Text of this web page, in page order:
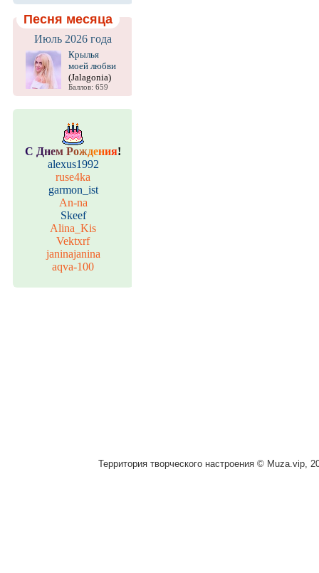
Песня месяца
Июль 2026 года
Крылья
моей любви
(Jalagonia)
Баллов: 659
С Днем Рождения!
alexus1992
ruse4ka
garmon_ist
An-na
Skeef
Alina_Kis
Vektxrf
janinajanina
aqva-100
Территория творческого настроения © Muza.vip,